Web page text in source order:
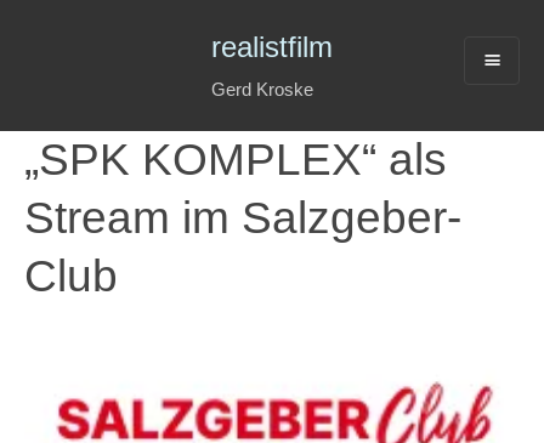
realistfilm
Gerd Kroske
„SPK KOMPLEX“ als
Stream im Salzgeber-
Club